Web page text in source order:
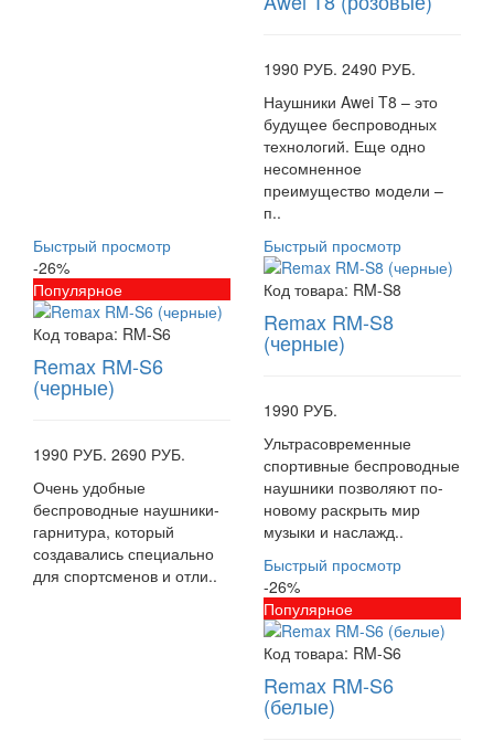
1990 РУБ. 2490 РУБ.
Наушники Awei T8 – это
будущее беспроводных
технологий. Еще одно
несомненное
преимущество модели –
п..
Быстрый просмотр
-26%
Популярное
Код товара: RM-S6
Remax RM-S6
(черные)
1990 РУБ. 2690 РУБ.
Очень удобные
беспроводные наушники-
гарнитура, который
создавались специально
для спортсменов и отли..
Быстрый просмотр
Код товара: RM-S8
Remax RM-S8
(черные)
1990 РУБ.
Ультрасовременные
спортивные беспроводные
наушники позволяют по-
новому раскрыть мир
музыки и наслажд..
Быстрый просмотр
-26%
Популярное
Код товара: RM-S6
Remax RM-S6
(белые)